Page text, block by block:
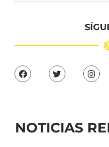
NOTICIAS